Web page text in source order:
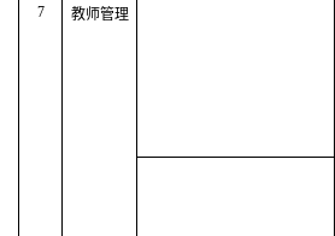
7 教师管理